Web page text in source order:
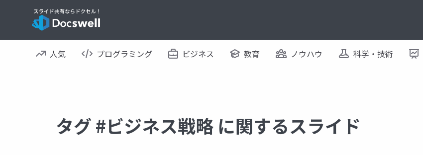
人気 プログラミング ビジネス 教育 ノウハウ 科学・技術
タグ #ビジネス戦略 に関するスライド